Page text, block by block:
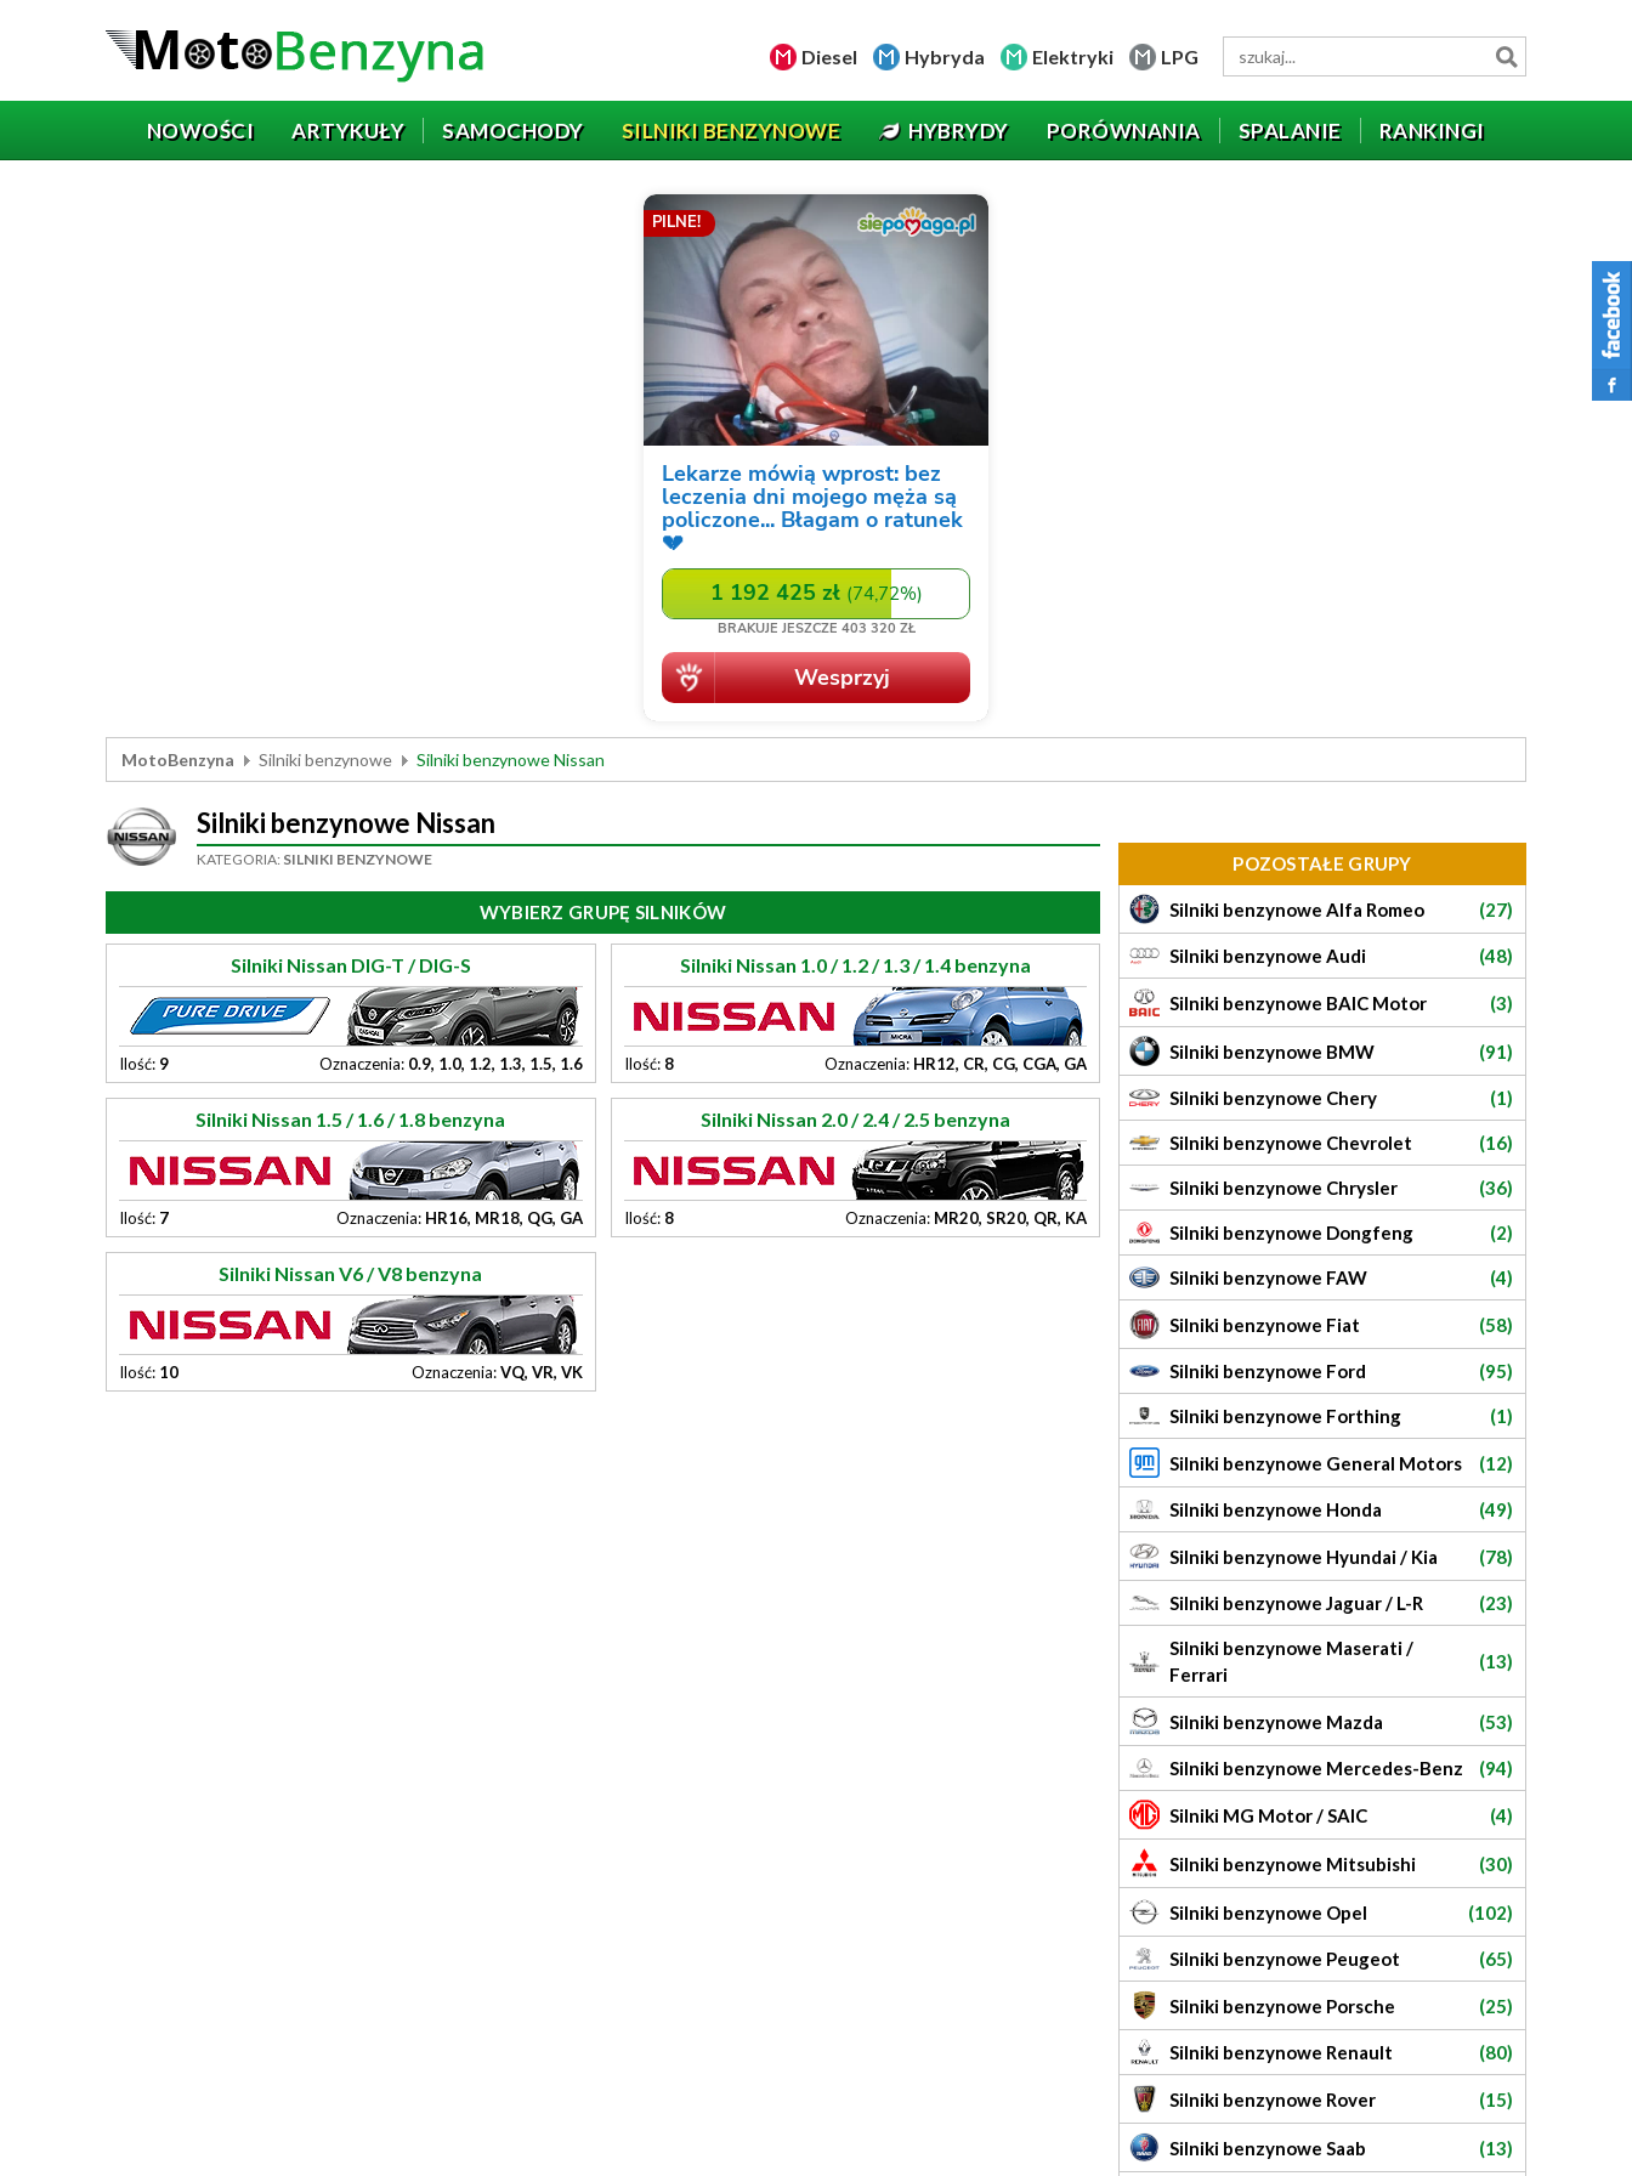
Diesel Hybryda Elektryki LPG
NOWOŚCI ARTYKUŁY SAMOCHODY SILNIKI BENZYNOWE HYBRYDY PORÓWNANIA SPALANIE RANKINGI
MotoBenzyna Silniki benzynowe Silniki benzynowe Nissan
Silniki benzynowe Nissan
KATEGORIA: SILNIKI BENZYNOWE
WYBIERZ GRUPĘ SILNIKÓW
Silniki Nissan DIG-T / DIG-S
Ilość: 9 Oznaczenia: 0.9, 1.0, 1.2, 1.3, 1.5, 1.6
Silniki Nissan 1.0 / 1.2 / 1.3 / 1.4 benzyna
Ilość: 8 Oznaczenia: HR12, CR, CG, CGA, GA
Silniki Nissan 1.5 / 1.6 / 1.8 benzyna
Ilość: 7 Oznaczenia: HR16, MR18, QG, GA
Silniki Nissan 2.0 / 2.4 / 2.5 benzyna
Ilość: 8 Oznaczenia: MR20, SR20, QR, KA
Silniki Nissan V6 / V8 benzyna
Ilość: 10 Oznaczenia:VQ, VR, VK
POZOSTAŁE GRUPY
Silniki benzynowe Alfa Romeo (27)
Silniki benzynowe Audi (48)
Silniki benzynowe BAIC Motor (3)
Silniki benzynowe BMW (91)
Silniki benzynowe Chery (1)
Silniki benzynowe Chevrolet (16)
Silniki benzynowe Chrysler (36)
Silniki benzynowe Dongfeng (2)
Silniki benzynowe FAW (4)
Silniki benzynowe Fiat (58)
Silniki benzynowe Ford (95)
Silniki benzynowe Forthing (1)
Silniki benzynowe General Motors (12)
Silniki benzynowe Honda (49)
Silniki benzynowe Hyundai / Kia (78)
Silniki benzynowe Jaguar / L-R (23)
Silniki benzynowe Maserati /
Ferrari
(13)
Silniki benzynowe Mazda (53)
Silniki benzynowe Mercedes-Benz (94)
Silniki MG Motor / SAIC (4)
Silniki benzynowe Mitsubishi (30)
Silniki benzynowe Opel (102)
Silniki benzynowe Peugeot (65)
Silniki benzynowe Porsche (25)
Silniki benzynowe Renault (80)
Silniki benzynowe Rover (15)
Silniki benzynowe Saab (13)